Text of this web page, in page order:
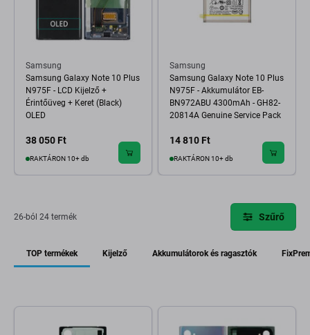
Samsung
Samsung Galaxy Note 10 Plus
N975F - LCD Kijelző +
Érintőüveg + Keret (Black)
OLED
38 050 Ft
RAKTÁRON 10+ db
Samsung
Samsung Galaxy Note 10 Plus
N975F - Akkumulátor EB-
BN972ABU 4300mAh - GH82-
20814A Genuine Service Pack
14 810 Ft
RAKTÁRON 10+ db
26-ból 24 termék Szűrő
TOP termékek Kijelző Akkumulátorok és ragasztók